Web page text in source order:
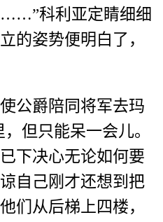
科利亚定睛细细
的姿势便明白了，
公爵陪同将军去玛
但只能呆一会儿。
下决心无论如何要
自己刚才还想到把
们从后梯上四楼，